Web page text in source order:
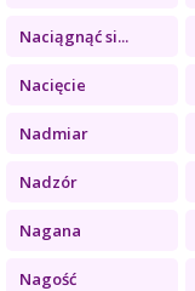
Naciągnąć si...
Nacięcie
Nadmiar
Nadzór
Nagana
Nagość